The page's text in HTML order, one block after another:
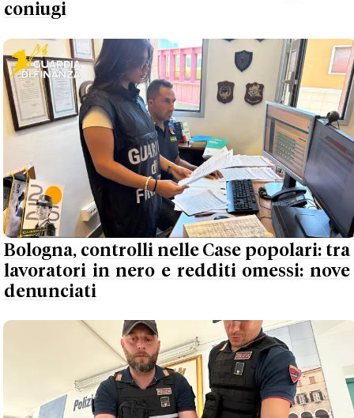
coniugi
Bologna, controlli nelle Case popolari: tra
lavoratori in nero e redditi omessi: nove
denunciati